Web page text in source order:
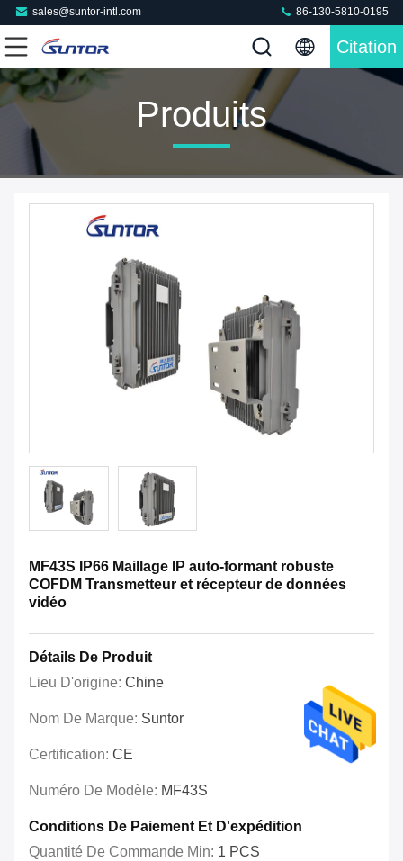
sales@suntor-intl.com 86-130-5810-0195
Citation
Produits
MF43S IP66 Maillage IP auto-formant robuste
COFDM Transmetteur et récepteur de données
vidéo
Détails De Produit
Lieu D'origine: Chine
Nom De Marque: Suntor
Certification: CE
Numéro De Modèle: MF43S
Conditions De Paiement Et D'expédition
Quantité De Commande Min: 1 PCS